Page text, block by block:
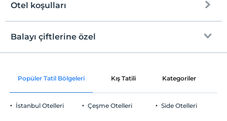
Kum plaj
Kıyıda sığ deniz
Ücretsiz Wi-fi
Otel koşulları
Check/in
En erken saat 14:00 ve sonrası
Check/out
Evcil Hayvan
Sigara
Balayı çiftlerine özel
Oda süslemesi
Gül yaprakları ile süsleme
Popüler Tatil Bölgeleri Kış Tatili Kategoriler
İstanbul Otelleri Çeşme Otelleri Side Otelleri